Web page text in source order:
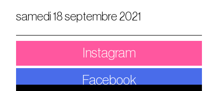
samedi 18 septembre 2021
Instagram
Facebook